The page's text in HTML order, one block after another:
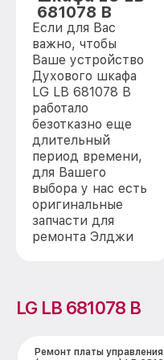
681078 B
Если для Вас
важно, чтобы
Ваше устройство
Духового шкафа
LG LB 681078 B
работало
безотказно еще
длительный
период времени,
для Вашего
выбора у нас есть
оригинальные
запчасти для
ремонта Элджи
LG LB 681078 B
Ремонт платы управления